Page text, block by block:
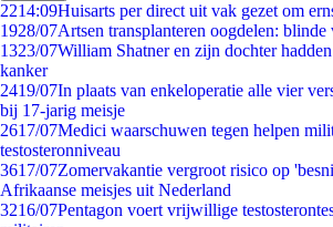
2214:09Huisarts per direct uit vak gezet om
1928/07Artsen transplanteren oogdelen:
1323/07William Shatner en zijn dochter
kanker
2419/07In plaats van enkeloperatie alle vier
bij 17-jarig meisje
2617/07Medici waarschuwen tegen helpen
testosteronniveau
3617/07Zomervakantie vergroot risico op
Afrikaanse meisjes uit Nederland
3216/07Pentagon voert vrijwillige